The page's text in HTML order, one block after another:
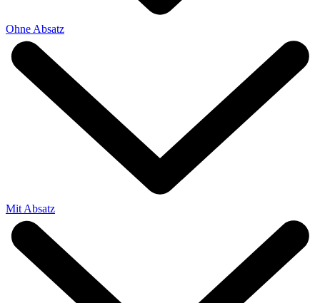
Ohne Absatz
Mit Absatz